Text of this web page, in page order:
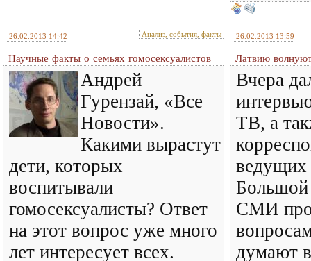
26.02.2013 14:42 Анализ, события, факты
Научные факты о семьях гомосексуалистов
Андрей
Гурензай, «Все
Новости».
Какими вырастут
дети, которых
воспитывали
гомосексуалисты? Ответ
на этот вопрос уже много
лет интересует всех.
26.02.2013 13:59
Латвию
Вчера
ТВ, а
ведущих
Большой
СМИ
думают